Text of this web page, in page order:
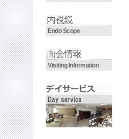
内視鏡
Endo Scope
面会情報
Visiting Information